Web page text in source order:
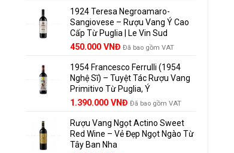
yêu
vang
nên
Trữ
Và
Trưởng
Thành
là:
858.000 VNĐ.
tại
là:
780.000 VNĐ.
1924 Teresa Negroamaro-
Sangiovese – Rượu Vang Ý Cao
Cấp Từ Puglia | Le Vin Sud
Giá
là:
495.000 VNĐ.
450.000 VNĐGiá
tại
là:
450.000 VNĐ.
Đã bao gồm VAT
1954 Francesco Ferrulli (1954
Nghệ Sĩ) – Tuyệt Tác Rượu Vang
Primitivo Từ Puglia, Ý
Giá
là:
1.529.000 VNĐ.
1.390.000 VNĐGiá
tại
là:
Đã bao gồm VAT
Rượu Vang Ngọt Actino Sweet
Red Wine – Vẻ Đẹp Ngọt Ngào Từ
Tây Ban Nha